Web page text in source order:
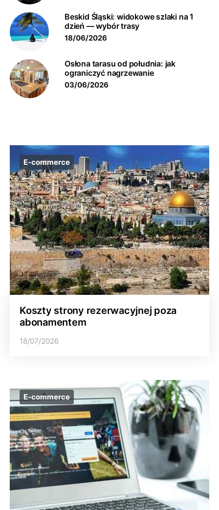
Beskid Śląski: widokowe szlaki na 1
dzień — wybór trasy
18/06/2026
Osłona tarasu od południa: jak
ograniczyć nagrzewanie
03/06/2026
E-commerce
Koszty strony rezerwacyjnej poza
abonamentem
18/07/2026
E-commerce